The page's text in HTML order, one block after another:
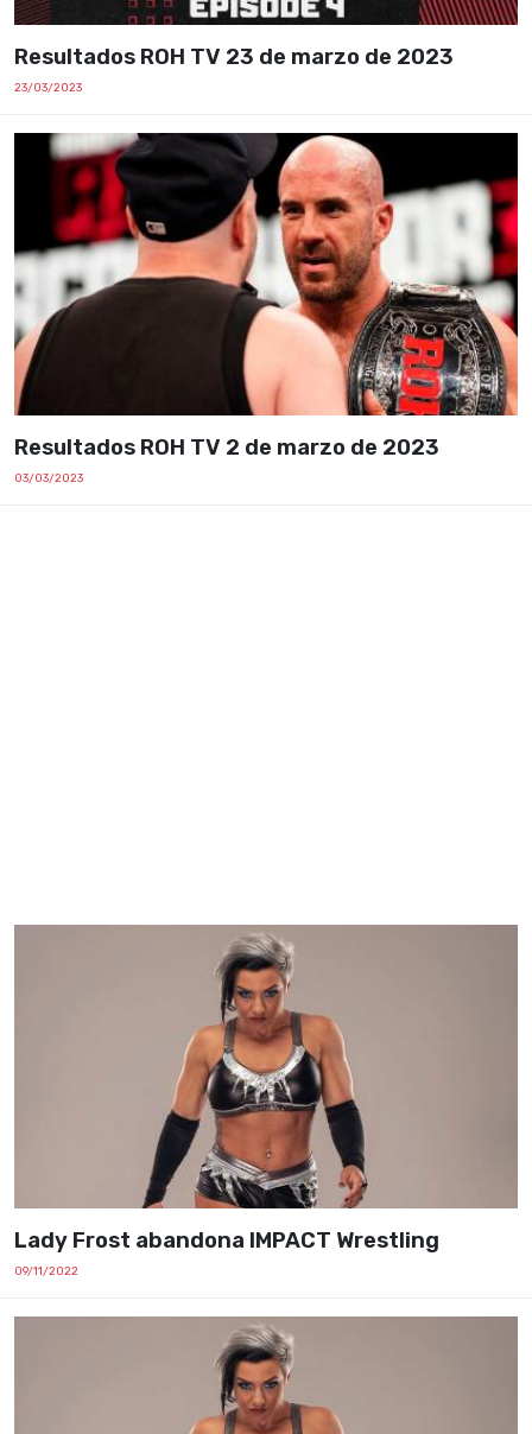
Resultados ROH TV 23 de marzo de 2023
23/03/2023
Resultados ROH TV 2 de marzo de 2023
03/03/2023
Lady Frost abandona IMPACT Wrestling
09/11/2022